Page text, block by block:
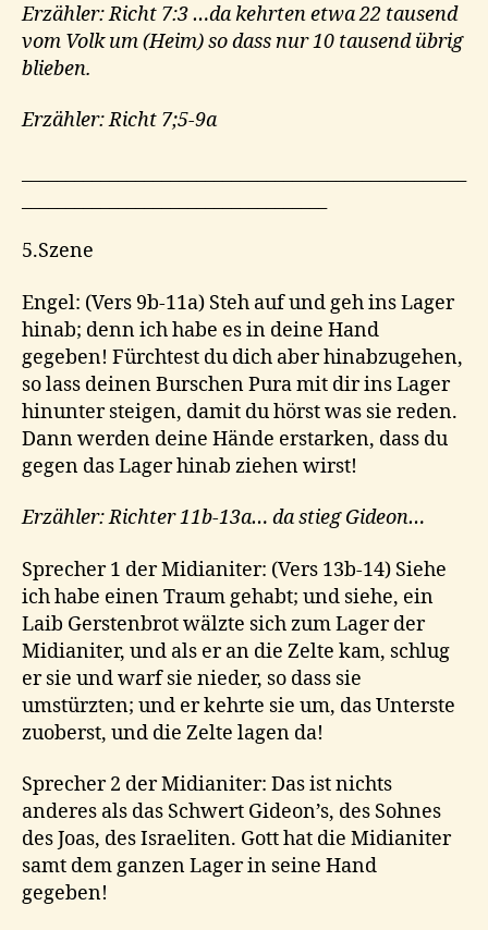
Erzähler: Richt 7:3 …da kehrten etwa 22 tausend
vom Volk um (Heim) so dass nur 10 tausend übrig
blieben.
Erzähler: Richt 7;5-9a
5.Szene
Engel: (Vers 9b-11a) Steh auf und geh ins Lager
hinab; denn ich habe es in deine Hand
gegeben! Fürchtest du dich aber hinabzugehen,
so lass deinen Burschen Pura mit dir ins Lager
hinunter steigen, damit du hörst was sie reden.
Dann werden deine Hände erstarken, dass du
gegen das Lager hinab ziehen wirst!
Erzähler: Richter 11b-13a… da stieg Gideon…
Sprecher 1 der Midianiter: (Vers 13b-14) Siehe
ich habe einen Traum gehabt; und siehe, ein
Laib Gerstenbrot wälzte sich zum Lager der
Midianiter, und als er an die Zelte kam, schlug
er sie und warf sie nieder, so dass sie
umstürzten; und er kehrte sie um, das Unterste
zuoberst, und die Zelte lagen da!
Sprecher 2 der Midianiter: Das ist nichts
anderes als das Schwert Gideon’s, des Sohnes
des Joas, des Israeliten. Gott hat die Midianiter
samt dem ganzen Lager in seine Hand
gegeben!